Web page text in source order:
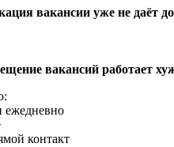
вакансии уже не даёт
вакансий работает
ежедневно
контакт